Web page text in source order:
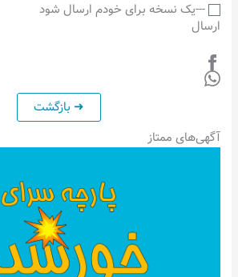
---یک نسخه برای خودم ارسال شود
ارسال
آگهی‌های ممتاز